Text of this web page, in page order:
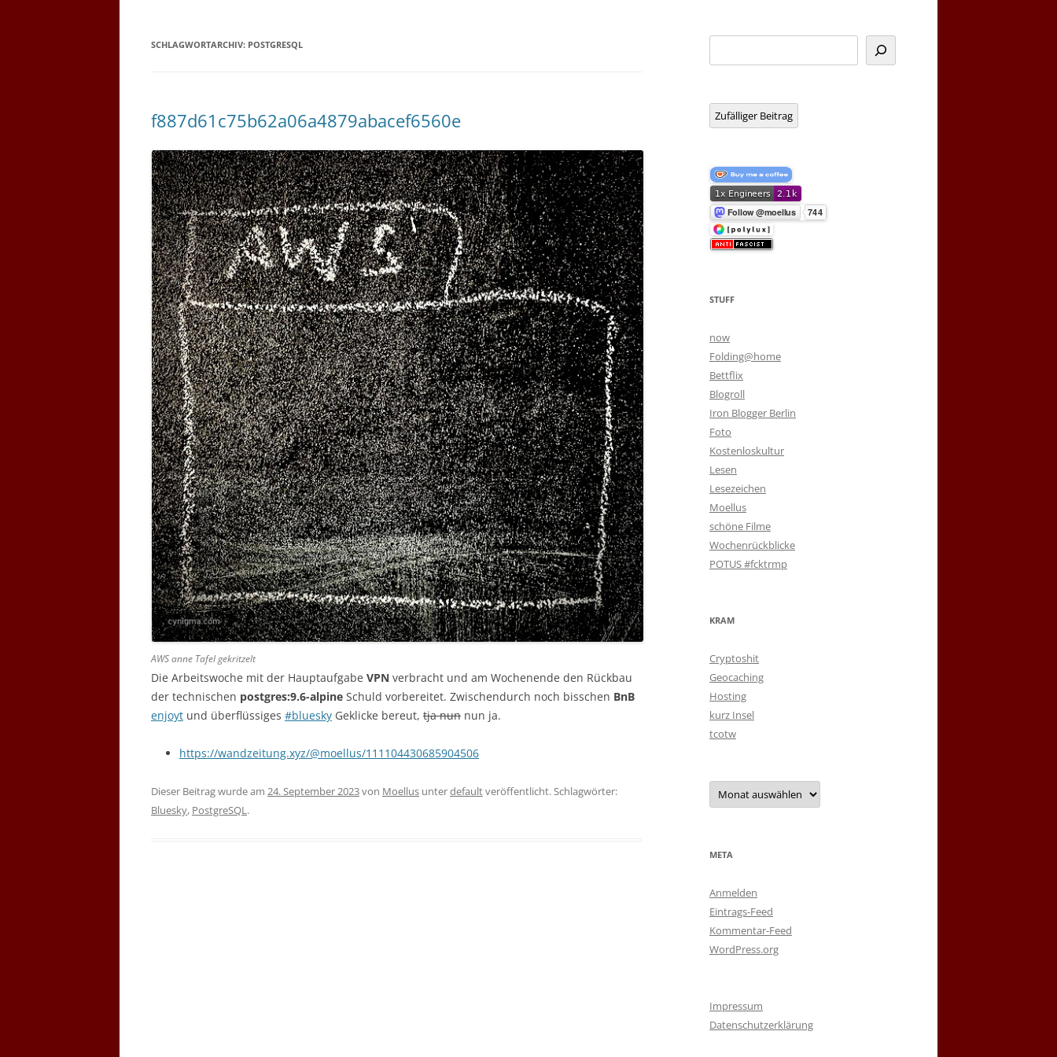
SCHLAGWORTARCHIV: POSTGRESQL
f887d61c75b62a06a4879abacef6560e
AWS anne Tafel gekritzelt
Die Arbeitswoche mit der Hauptaufgabe VPN verbracht und am Wochenende den Rückbau
der technischen postgres:9.6-alpine Schuld vorbereitet. Zwischendurch noch bisschen BnB
enjoyt und überflüssiges #bluesky Geklicke bereut, tja nun nun ja.
https://wandzeitung.xyz/@moellus/111104430685904506
Dieser Beitrag wurde am 24. September 2023von Moellus unterdefaultveröffentlicht. Schlagwörter:
Bluesky, PostgreSQL.
Zufälliger Beitrag
STUFF
now
Folding@home
Bettflix
Blogroll
Iron Blogger Berlin
Foto
Kostenloskultur
Lesen
Lesezeichen
Moellus
schöne Filme
Wochenrückblicke
POTUS #fcktrmp
KRAM
Cryptoshit
Geocaching
Hosting
kurz Insel
tcotw
Archiv
META
Anmelden
Eintrags-Feed
Kommentar-Feed
WordPress.org
Impressum
Datenschutzerklärung